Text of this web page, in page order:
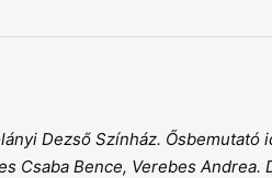
Dezső Színház.
Csaba Bence, Verebes